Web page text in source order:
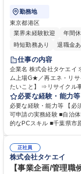
勤務地
東京都港区
業界未経験歓迎
年間
時短勤務あり
退職金あ
仕事の内容
企業名 株式会社タケエイ 求人名 【新規事業推進・法令対応】＼★プライ
ム上場G★／再エネ・リサイクル事業展開 仕
たいこと】 ⇒リサイクル
搬・処理"に関する『許認
ー運営の根幹を担う重要なポジションで
合せ、現場スタッフとの
割。 【1】廃棄物処理法
びISO事務局運営。 ★現
は向いています。 募集職種 【新規事業推進・法令対応】＼★プライム上
場G★／再エネ・リサイ
必要な経験・能力等
必要な経験・能力等 【必
可申請の実務経験 ■自治
的なPCスキル ■千葉県市
エネ法等に関する知識を
に関する業務経験 ■気候変動関連
大学院 大学 語学力： 資
正社員
株式会社タケエイ
【事業企画/管理職